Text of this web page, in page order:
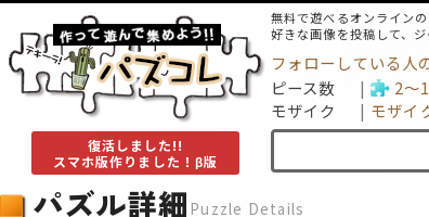
復活しました!!
スマホ版作りました！β版
無料で遊べるオンライン
好きな画像を投稿して、
フォローしている人
ピース数
2～
モザイク
モザイ
パズル詳細 Puzzle Details